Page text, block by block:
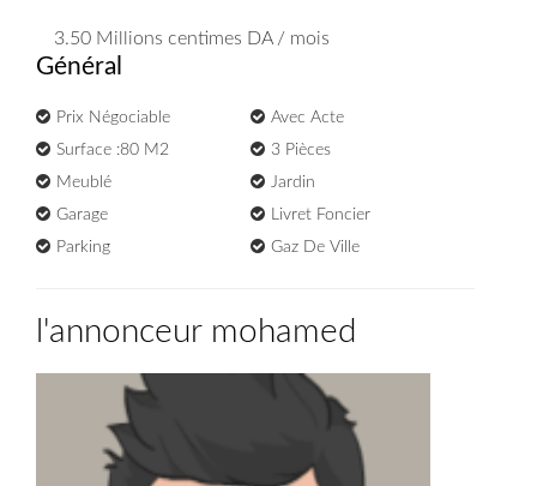
3.50 Millions centimes DA/ mois
Général
Prix Négociable
Avec Acte
Surface :80 M2
3 Pièces
Meublé
Jardin
Garage
Livret Foncier
Parking
Gaz De Ville
l'annonceur mohamed